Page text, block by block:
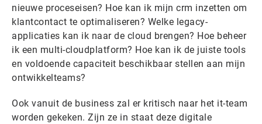
nieuwe proceseisen? Hoe kan ik mijn crm inzetten om
klantcontact te optimaliseren? Welke legacy-
applicaties kan ik naar de cloud brengen? Hoe beheer
ik een multi-cloudplatform? Hoe kan ik de juiste tools
en voldoende capaciteit beschikbaar stellen aan mijn
ontwikkelteams?
Ook vanuit de business zal er kritisch naar het it-team
worden gekeken. Zijn ze in staat deze digitale